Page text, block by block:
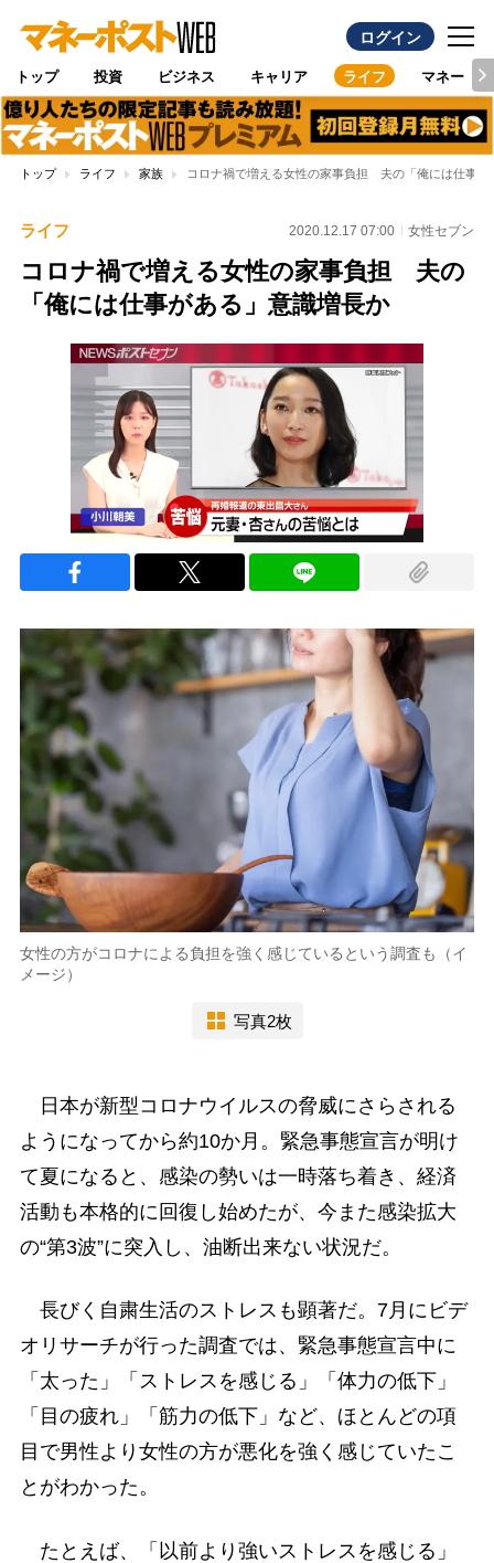
ログイン
トップ 投資 ビジネス キャリア ライフ マネー
トップ ライフ 家族 コロナ禍で増える女性の家事負担 夫の「俺には仕事が
ライフ 2020.12.17 07:00 女性セブン
コロナ禍で増える女性の家事負担 夫の
「俺には仕事がある」意識増長か
女性の方がコロナによる負担を強く感じているという調査も（イ
メージ）
写真2枚
日本が新型コロナウイルスの脅威にさらされる
ようになってから約10か月。緊急事態宣言が明け
て夏になると、感染の勢いは一時落ち着き、経済
活動も本格的に回復し始めたが、今また感染拡大
の“第3波”に突入し、油断出来ない状況だ。
長びく自粛生活のストレスも顕著だ。7月にビデ
オリサーチが行った調査では、緊急事態宣言中に
「太った」「ストレスを感じる」「体力の低下」
「目の疲れ」「筋力の低下」など、ほとんどの項
目で男性より女性の方が悪化を強く感じていたこ
とがわかった。
たとえば、「以前より強いストレスを感じる」